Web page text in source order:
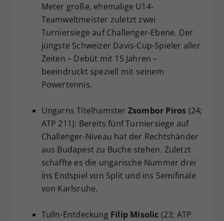
Meter große, ehemalige U14-
Teamweltmeister zuletzt zwei
Turniersiege auf Challenger-Ebene. Der
jüngste Schweizer Davis-Cup-Spieler aller
Zeiten – Debüt mit 15 Jahren –
beeindruckt speziell mit seinem
Powertennis.
Ungarns Titelhamster Zsombor Piros (24;
ATP 211): Bereits fünf Turniersiege auf
Challenger-Niveau hat der Rechtshänder
aus Budapest zu Buche stehen. Zuletzt
schaffte es die ungarische Nummer drei
ins Endspiel von Split und ins Semifinale
von Karlsruhe.
Tulln-Entdeckung Filip Misolic (23; ATP